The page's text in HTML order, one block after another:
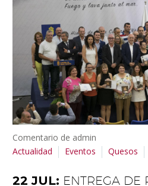
Comentario de admin
Actualidad
Eventos Quesos
22 JUL: ENTREGA DE